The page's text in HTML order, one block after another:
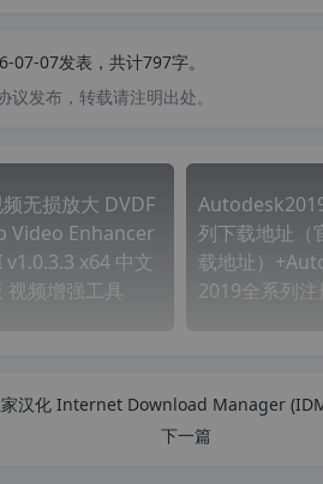
07-07发表，共计797字。
发布，转载请注明出处。
无损放大 DVDF
Video Enhancer
v1.0.3.3 x64 中文
视频增强工具
列下载地址（
载地址）
2019全系列注
下一篇